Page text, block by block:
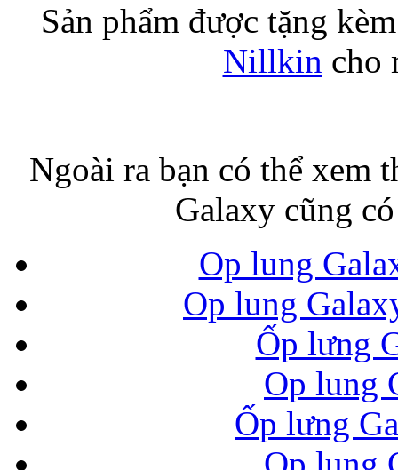
Túi đựng iPad
Bao da Samsung
Bao da Samsung
Sản phẩm được tặng
Nillkin cho
Ngoài ra bạn có thể xem
Galaxy cũng
Op lung
Op lung
Ốp lưng
Op lung
Ốp lưng